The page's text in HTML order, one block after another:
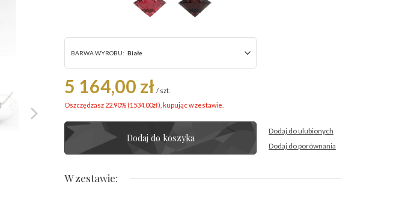
BARWA WYROBU: Białe
5 164,00 zł / szt.
Oszczędzasz 22.90% (1534.00zł), kupując w zestawie.
Dodaj do koszyka
Dodaj do ulubionych
Dodaj do porównania
W zestawie: